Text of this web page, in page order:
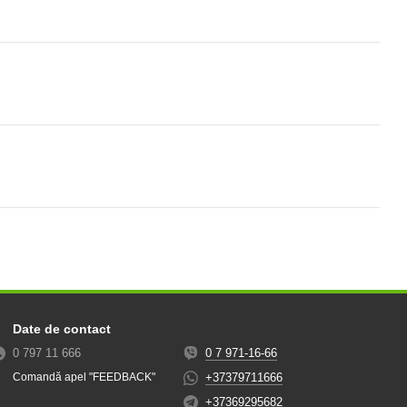
Date de contact
0 797 11 666
Comandă apel "FEEDBACK"
0 7 971-16-66
+37379711666
+37369295682